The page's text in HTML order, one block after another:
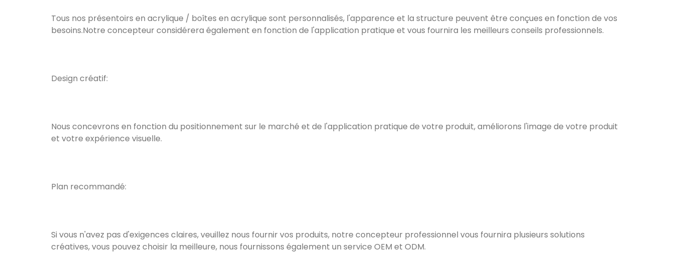
Tous nos présentoirs en acrylique / boîtes en acrylique sont personnalisés, l'apparence et la structure peuvent être conçues en fonction de vos
besoins.Notre concepteur considérera également en fonction de l'application pratique et vous fournira les meilleurs conseils professionnels.
Design créatif:
Nous concevrons en fonction du positionnement sur le marché et de l'application pratique de votre produit, améliorons l'image de votre produit
et votre expérience visuelle.
Plan recommandé:
Si vous n'avez pas d'exigences claires, veuillez nous fournir vos produits, notre concepteur professionnel vous fournira plusieurs solutions
créatives, vous pouvez choisir la meilleure, nous fournissons également un service OEM et ODM.